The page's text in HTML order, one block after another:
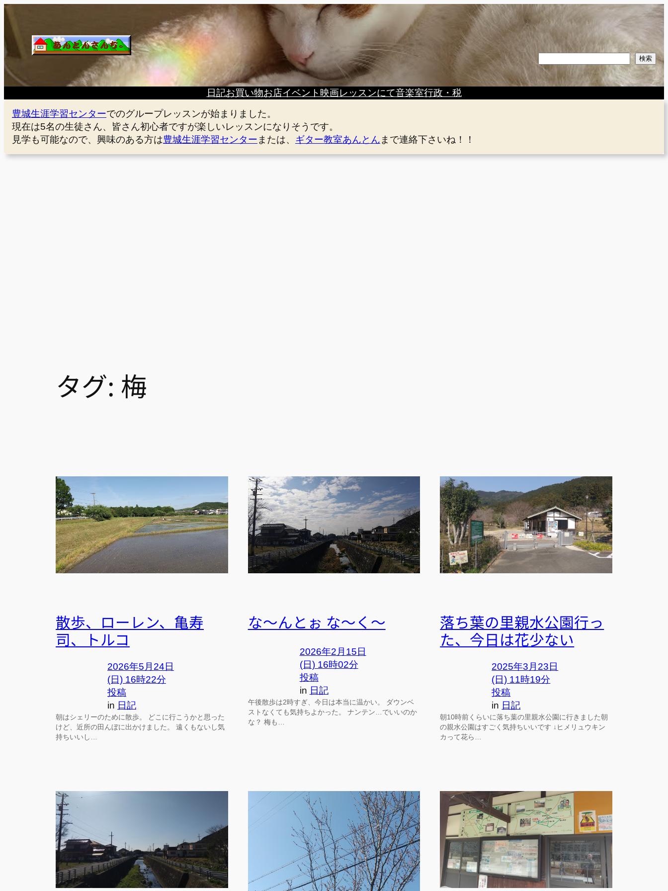
内
容
ス
キ
ッ
プ
索
検索
日記お買い物お店イベント 映画レッスンにて音楽室行政・税
豊城生涯学習センターでのグループレッスンが始まりました。
現在は5名の生徒さん、皆さん初心者ですが楽しいレッスンになりそうです。
見学も可能なので、興味のある方は豊城生涯学習センター または、 ギター教室あんとん まで連絡下さいね！！
タグ: 梅
散歩、ローレン、亀寿
司、トルコ
2026年5月24日
(日) 16時22分
投稿
in 日記
朝はシェリーのために散歩。 どこに行こうかと思った
けど、近所の田んぼに出かけました。 遠くもないし気
持ちいいし…
な～んとぉ な～く～
2026年2月15日
(日) 16時02分
投稿
in 日記
午後散歩は2時すぎ、今日は本当に温かい。 ダウンベ
ストなくても気持ちよかった。 ナンテン…でいいのか
な？ 梅も…
落ち葉の里親水公園行っ
た、今日は花少ない
2025年3月23日
(日) 11時19分
投稿
in 日記
朝10時前くらいに落ち葉の里親水公園に行きました朝
の親水公園はすごく気持ちいいです ↓ヒメリュウキン
カって花ら…